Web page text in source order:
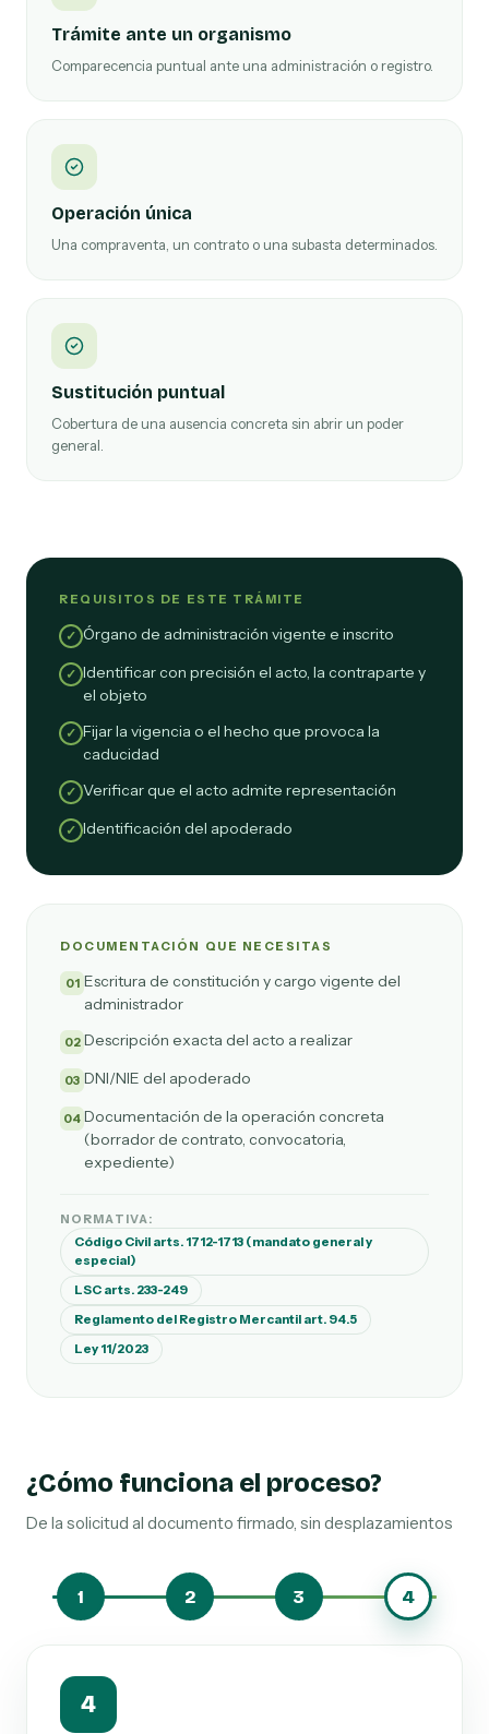
Trámite ante un organismo
Comparecencia puntual ante una administración o registro.
Operación única
Una compraventa, un contrato o una subasta determinados.
Sustitución puntual
Cobertura de una ausencia concreta sin abrir un poder
general.
REQUISITOS DE ESTE TRÁMITE
✓ Órgano de administración vigente e inscrito
✓ Identificar con precisión el acto, la contraparte y
el objeto
✓ Fijar la vigencia o el hecho que provoca la
caducidad
✓ Verificar que el acto admite representación
✓ Identificación del apoderado
DOCUMENTACIÓN QUE NECESITAS
01 Escritura de constitución y cargo vigente del
administrador
02 Descripción exacta del acto a realizar
03 DNI/NIE del apoderado
04 Documentación de la operación concreta
(borrador de contrato, convocatoria,
expediente)
NORMATIVA:
Código Civil arts. 1712-1713 (mandato general y
especial)
LSC arts. 233-249
Reglamento del Registro Mercantil art. 94.5
Ley 11/2023
¿Cómo funciona el proceso?
De la solicitud al documento firmado, sin desplazamientos
1 2 3 4
4